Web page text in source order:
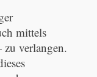
mittels
verlangen.